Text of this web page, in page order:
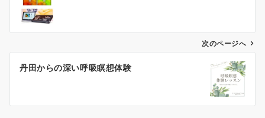
ン
次のページへ
丹田からの深い呼吸瞑想体験